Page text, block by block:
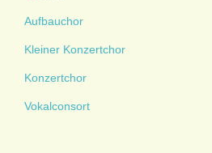
Aufbauchor
Kleiner Konzertchor
Konzertchor
Vokalconsort